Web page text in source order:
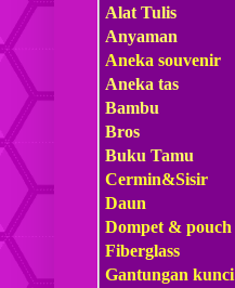
Alat Tulis
Anyaman
Aneka souvenir
Aneka tas
Bambu
Bros
Buku Tamu
Cermin&Sisir
Daun
Dompet & pouch
Fiberglass
Gantungan kunci